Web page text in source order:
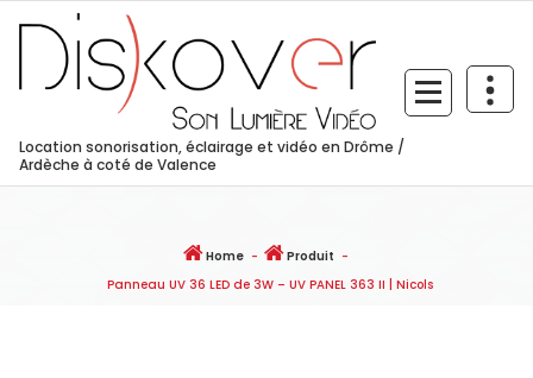
content
Location sonorisation, éclairage et vidéo en Drôme /
Ardèche à coté de Valence
Home - Produit -
Panneau UV 36 LED de 3W – UV PANEL 363 II | Nicols